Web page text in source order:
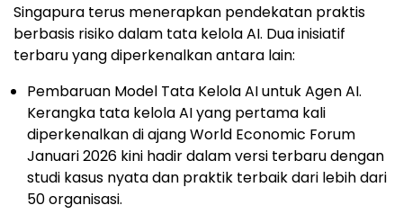
Singapura terus menerapkan pendekatan praktis
berbasis risiko dalam tata kelola AI. Dua inisiatif
terbaru yang diperkenalkan antara lain:
Pembaruan Model Tata Kelola AI untuk Agen AI.
Kerangka tata kelola AI yang pertama kali
diperkenalkan di ajang World Economic Forum
Januari 2026 kini hadir dalam versi terbaru dengan
studi kasus nyata dan praktik terbaik dari lebih dari
50 organisasi.